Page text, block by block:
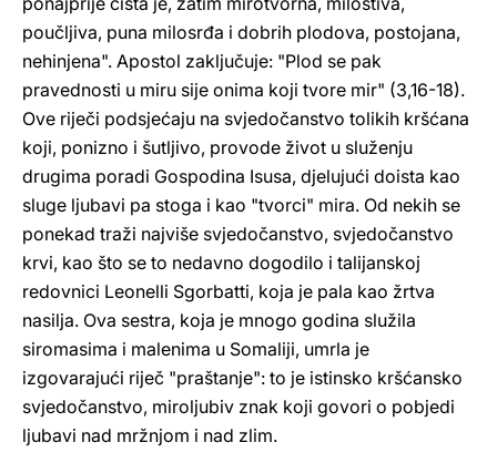
poučljiva, puna milosrđa i dobrih plodova, postojana,
nehinjena". Apostol zaključuje: "Plod se pak
pravednosti u miru sije onima koji tvore mir" (3,16-18).
Ove riječi podsjećaju na svjedočanstvo tolikih kršćana
koji, ponizno i šutljivo, provode život u služenju
drugima poradi Gospodina Isusa, djelujući doista kao
sluge ljubavi pa stoga i kao "tvorci" mira. Od nekih se
ponekad traži najviše svjedočanstvo, svjedočanstvo
krvi, kao što se to nedavno dogodilo i talijanskoj
redovnici Leonelli Sgorbatti, koja je pala kao žrtva
nasilja. Ova sestra, koja je mnogo godina služila
siromasima i malenima u Somaliji, umrla je
izgovarajući riječ "praštanje": to je istinsko kršćansko
svjedočanstvo, miroljubiv znak koji govori o pobjedi
ljubavi nad mržnjom i nad zlim.